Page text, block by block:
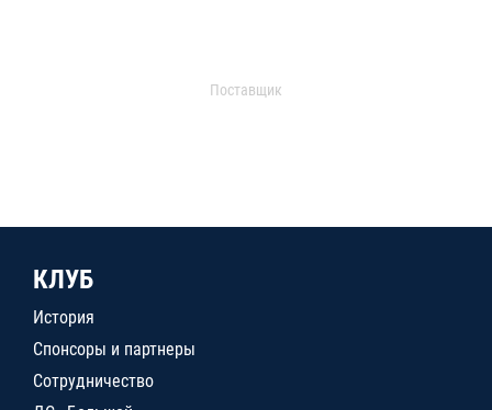
Поставщик
КЛУБ
История
Спонсоры и партнеры
Сотрудничество